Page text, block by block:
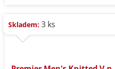
Skladem: 3 ks